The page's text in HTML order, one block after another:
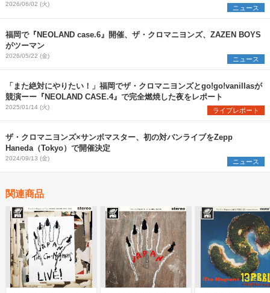
2026/06/02 (火) ニュース
福岡で『NEOLAND case.6』開催、ザ・クロマニヨンズ、ZAZEN BOYS
がツーマン
2026/05/22 (金) ニュース
「また絶対にやりたい！」福岡でザ・クロマニヨンズとgo!go!vanillasが
競演ーー『NEOLAND CASE.4』で完全燃焼した夜をレポート
2025/01/14 (火) ライブレポート
ザ・クロマニヨンズ×サンボマスター、初の対バンライブをZepp
Haneda（Tokyo）で開催決定
2024/09/13 (金) ニュース
関連商品